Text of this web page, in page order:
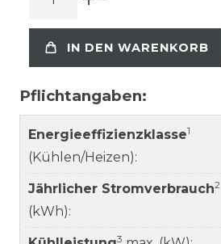
IN DEN WARENKORB
Pflichtangaben:
Energieeffizienzklasse1
(Kühlen/Heizen):
Jährlicher Stromverbrauch2
(kWh):
3